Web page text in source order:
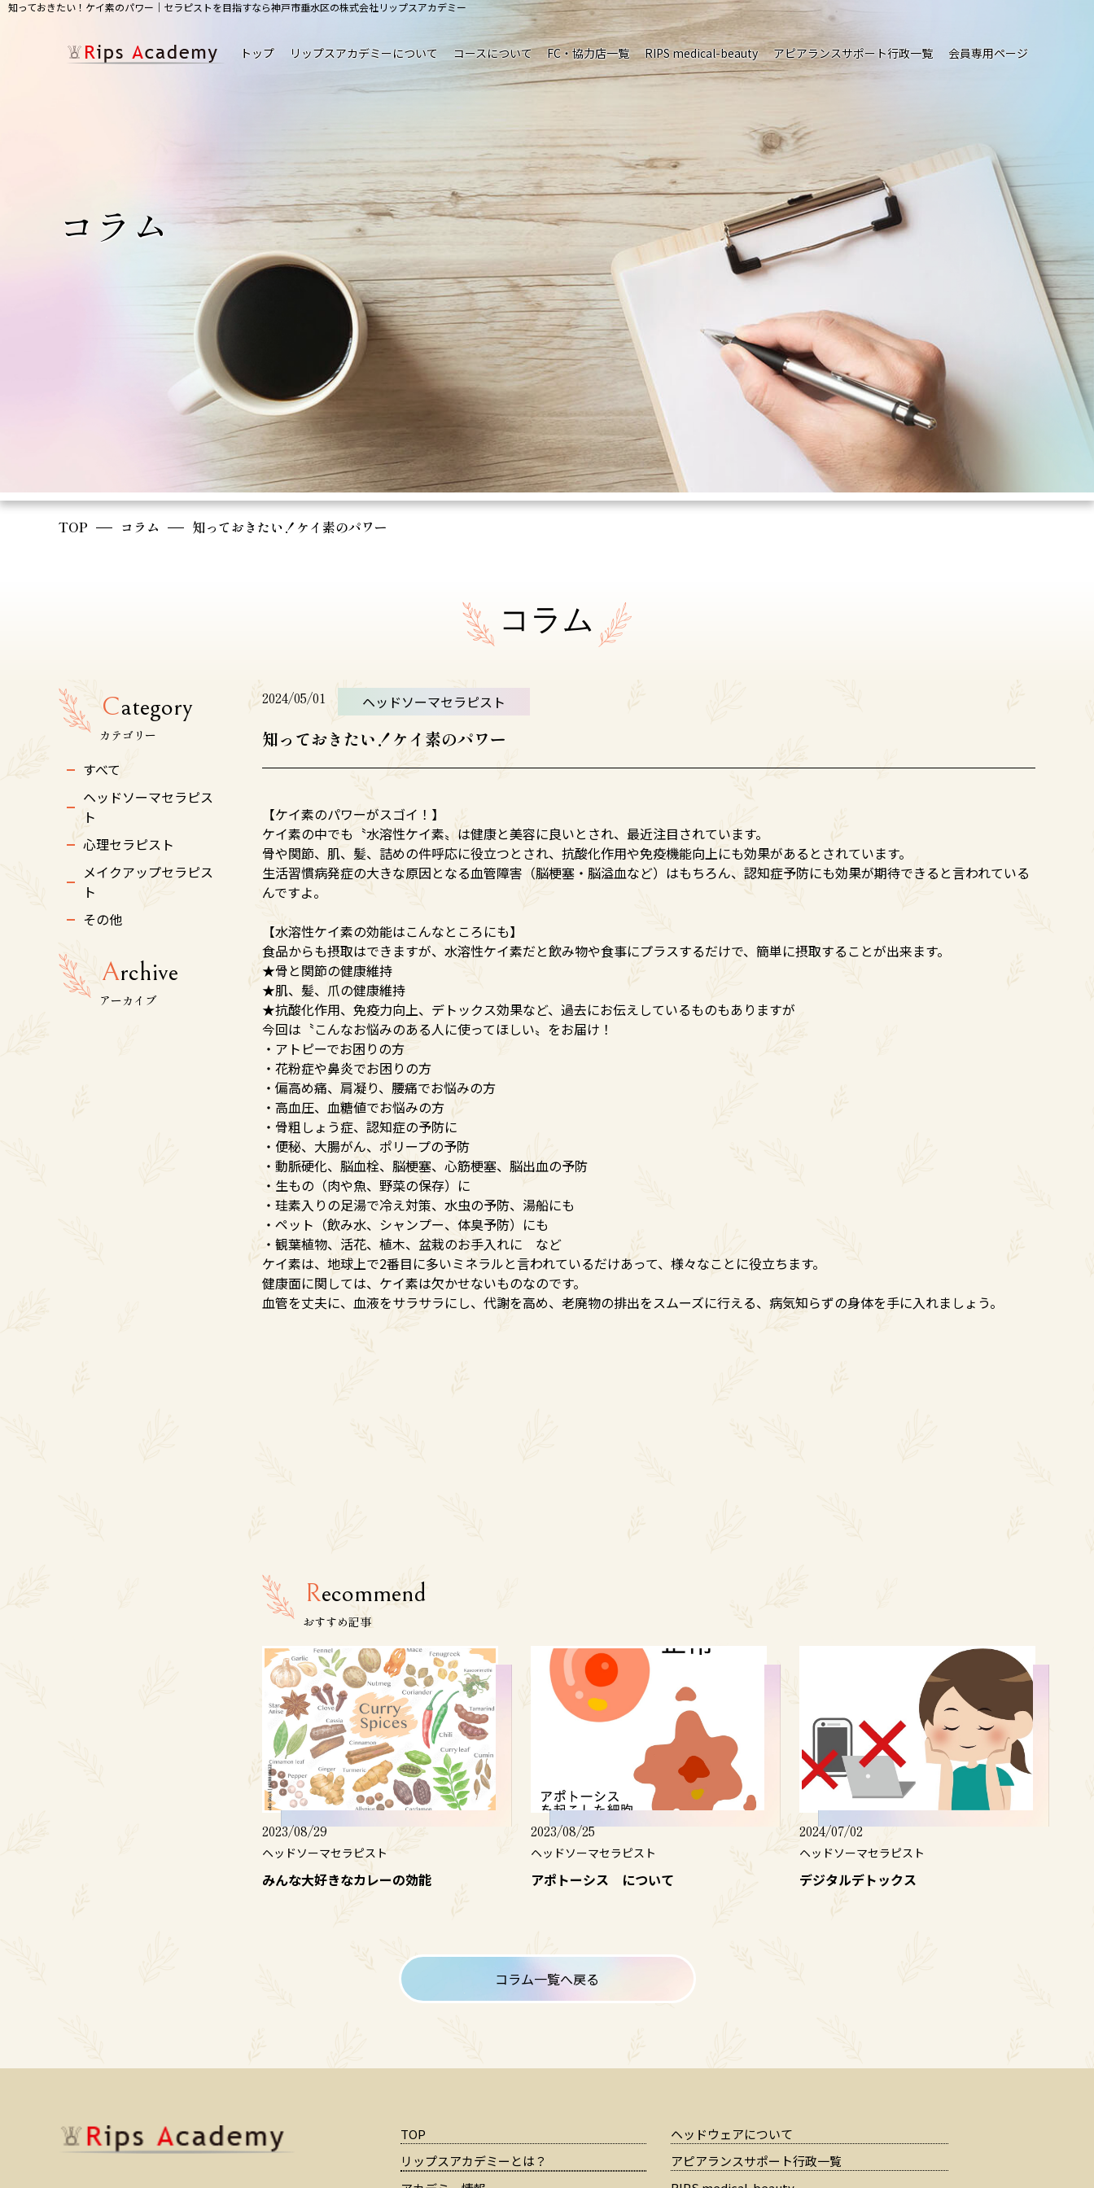
知っておきたい！ケイ素のパワー｜セラピストを目指すなら神戸市垂水区の株式会社リップスアカデミー
トップ リップスアカデミーについて コースについて FC・協力店一覧 RIPS medical-beauty アピアランスサポート行政一覧 会員専用ページ
コラム
TOP コラム 知っておきたい！ケイ素のパワー
コラム
2024/05/01 ヘッドソーマセラピスト
知っておきたい！ケイ素のパワー
【ケイ素のパワーがスゴイ！】
ケイ素の中でも〝水溶性ケイ素〟は健康と美容に良いとされ、最近注目されています。
骨や関節、肌、髪、詰めの件呼応に役立つとされ、抗酸化作用や免疫機能向上にも効果があるとされています。
生活習慣病発症の大きな原因となる血管障害（脳梗塞・脳溢血など）はもちろん、認知症予防にも効果が期待できると言われている
んですよ。
【水溶性ケイ素の効能はこんなところにも】
食品からも摂取はできますが、水溶性ケイ素だと飲み物や食事にプラスするだけで、簡単に摂取することが出来ます。
★骨と関節の健康維持
★肌、髪、爪の健康維持
★抗酸化作用、免疫力向上、デトックス効果など、過去にお伝えしているものもありますが
今回は〝こんなお悩みのある人に使ってほしい〟をお届け！
・アトピーでお困りの方
・花粉症や鼻炎でお困りの方
・偏高め痛、肩凝り、腰痛でお悩みの方
・高血圧、血糖値でお悩みの方
・骨粗しょう症、認知症の予防に
・便秘、大腸がん、ポリープの予防
・動脈硬化、脳血栓、脳梗塞、心筋梗塞、脳出血の予防
・生もの（肉や魚、野菜の保存）に
・珪素入りの足湯で冷え対策、水虫の予防、湯船にも
・ペット（飲み水、シャンプー、体臭予防）にも
・観葉植物、活花、植木、盆栽のお手入れに など
ケイ素は、地球上で2番目に多いミネラルと言われているだけあって、様々なことに役立ちます。
健康面に関しては、ケイ素は欠かせないものなのです。
血管を丈夫に、血液をサラサラにし、代謝を高め、老廃物の排出をスムーズに行える、病気知らずの身体を手に入れましょう。
Category
カテゴリー
すべて
ヘッドソーマセラピス
ト
心理セラピスト
メイクアップセラピス
ト
その他
Archive
アーカイブ
Recommend
おすすめ記事
2023/08/29
ヘッドソーマセラピスト
みんな大好きなカレーの効能
2023/08/25
ヘッドソーマセラピスト
アポトーシス について
2024/07/02
ヘッドソーマセラピスト
デジタルデトックス
コラム一覧へ戻る
TOP
リップスアカデミーとは？
ヘッドウェアについて
アピアランスサポート行政一覧